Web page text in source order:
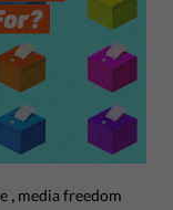
, media freedom